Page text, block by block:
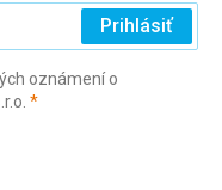
Prihlásiť
oznámení o
*(povinné)